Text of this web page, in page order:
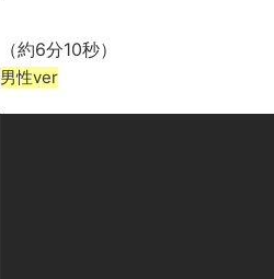
「ム、ムリです・・・」メ
ブログお引越しのお知らせ
（約6分10秒）
男性ver